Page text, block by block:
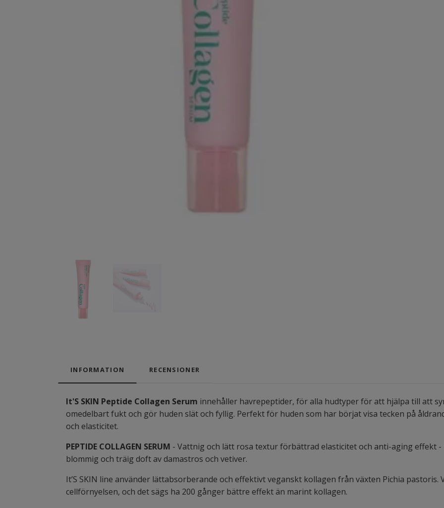
INFORMATION RECENSIONER
It'S SKIN Peptide Collagen Serum innehåller havrepeptider, för alla hudtyper för att hjälpa till att
omedelbart fukt och gör huden slät och fyllig. Perfekt för huden som har börjat visa tecken på
och elasticitet.
PEPTIDE COLLAGEN SERUM - Vattnig och lätt rosa textur förbättrad elasticitet och anti-aging effekt
blommig och träig doft av damastros och vetiver.
It’S SKIN line använder lättabsorberande och effektivt veganskt kollagen från växten Pichia
cellförnyelsen, och det sägs ha 200 gånger bättre effekt än marint kollagen.